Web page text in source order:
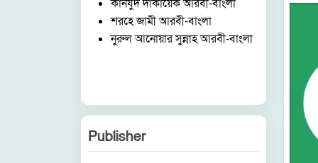
কানযুদ দাকায়েক আরবী-বাংলা
শরহে জামী আরবী-বাংলা
নুরুল আনোয়ার সুন্নাহ আরবী-বাংলা
Publisher